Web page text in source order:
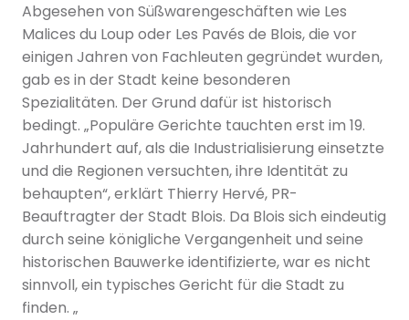
Abgesehen von Süßwarengeschäften wie Les
Malices du Loup oder Les Pavés de Blois, die vor
einigen Jahren von Fachleuten gegründet wurden,
gab es in der Stadt keine besonderen
Spezialitäten. Der Grund dafür ist historisch
bedingt. „Populäre Gerichte tauchten erst im 19.
Jahrhundert auf, als die Industrialisierung einsetzte
und die Regionen versuchten, ihre Identität zu
behaupten“, erklärt Thierry Hervé, PR-
Beauftragter der Stadt Blois. Da Blois sich eindeutig
durch seine königliche Vergangenheit und seine
historischen Bauwerke identifizierte, war es nicht
sinnvoll, ein typisches Gericht für die Stadt zu
finden. „